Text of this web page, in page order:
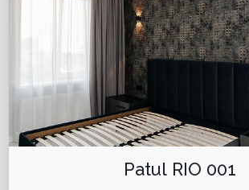
Patul RIO 001